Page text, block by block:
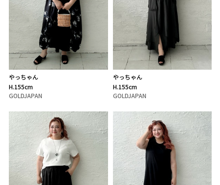
やっちゃん
H.155cm
GOLDJAPAN
やっちゃん
H.155cm
GOLDJAPAN